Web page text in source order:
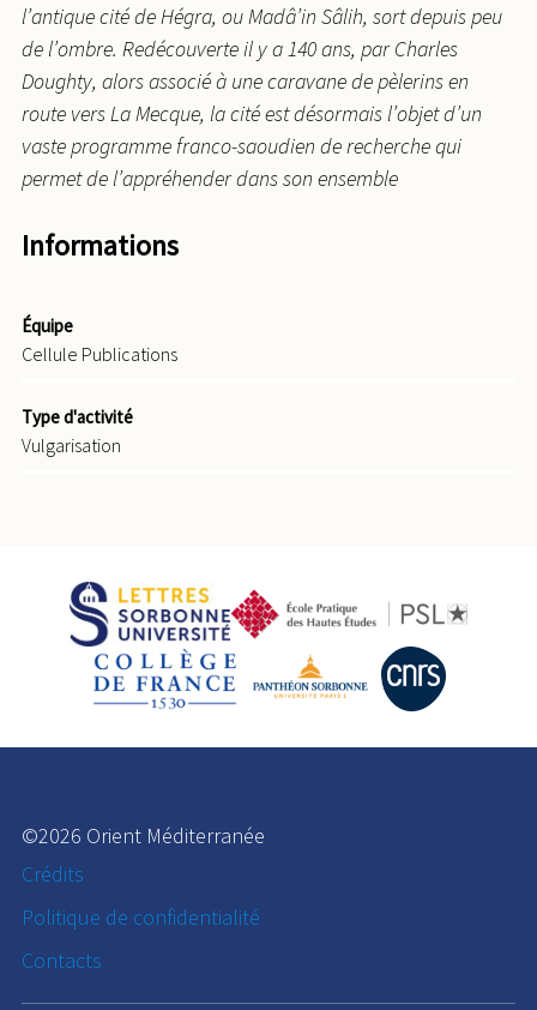
l’antique cité de Hégra, ou Madâ’in Sâlih, sort depuis peu
de l’ombre. Redécouverte il y a 140 ans, par Charles
Doughty, alors associé à une caravane de pèlerins en
route vers La Mecque, la cité est désormais l’objet d’un
vaste programme franco-saoudien de recherche qui
permet de l’appréhender dans son ensemble
Informations
Équipe
Cellule Publications
Type d'activité
Vulgarisation
©2026 Orient Méditerranée
Crédits
Politique de confidentialité
Contacts